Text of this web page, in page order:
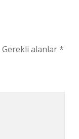
Gerekli alanlar*